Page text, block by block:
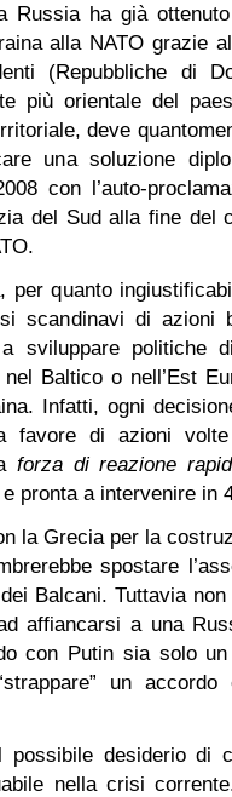
Russia ha già
alla NATO grazie
(Repubbliche di
più orientale del
deve
una soluzione
con l’auto-
del Sud alla fine del
per quanto
scandinavi di azioni
sviluppare politiche
Baltico o nell’Est
Infatti, ogni
favore di azioni
forza di reazione
pronta a intervenire in
la Grecia per la
spostare
Balcani. Tuttavia
affiancarsi a una
con Putin sia solo
un
desiderio di
nella crisi